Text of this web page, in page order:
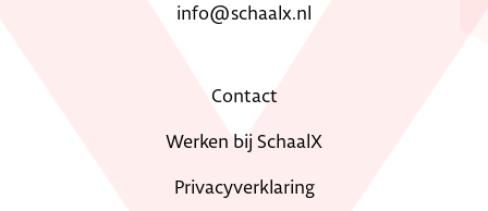
info@schaalx.nl
Contact
Werken bij SchaalX
Privacyverklaring